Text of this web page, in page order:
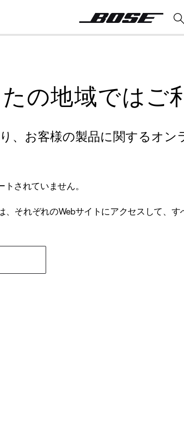
の地域ではご
、お客様の製品に関するオン
されていません。
それぞれのWebサイトにアクセスして、